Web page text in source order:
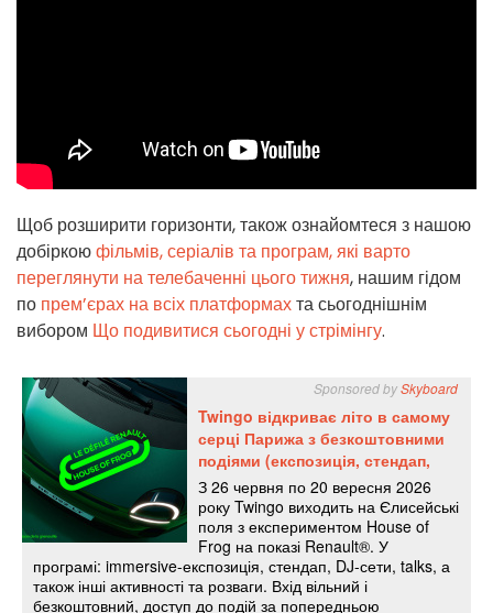
Щоб розширити горизонти, також ознайомтеся з нашою
добіркоюфільмів, серіалів та програм, які варто
переглянути на телебаченні цього тижня, нашим гідом
по прем’єрах на всіх платформахта сьогоднішнім
вибором Що подивитися сьогодні у стрімінгу.